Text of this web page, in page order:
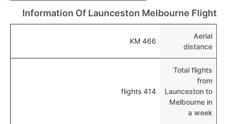
Information Of Launceston Melbourne Flight
Aerial
distance
466 KM
Total flights
from
Launceston to
Melbourne in
a week
414 flights